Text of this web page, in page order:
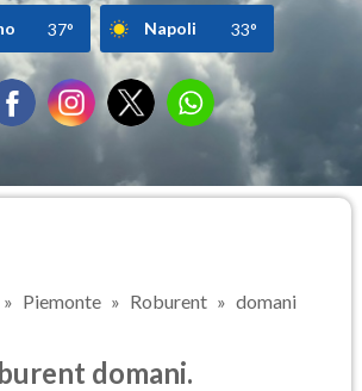
37° Napoli 33°
Piemonte Roburent domani
domani.